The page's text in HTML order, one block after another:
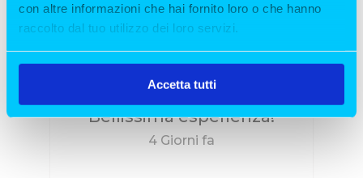
con altre informazioni che hai fornito loro o che hanno
raccolto dal tuo utilizzo dei loro servizi.
Accetta tutti
Bellissima esperienza!
4 Giorni fa